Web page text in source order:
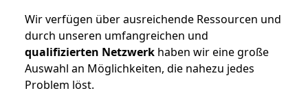
Wir verfügen über ausreichende Ressourcen und
durch unseren umfangreichen und
qualifizierten Netzwerk haben wir eine große
Auswahl an Möglichkeiten, die nahezu jedes
Problem löst.